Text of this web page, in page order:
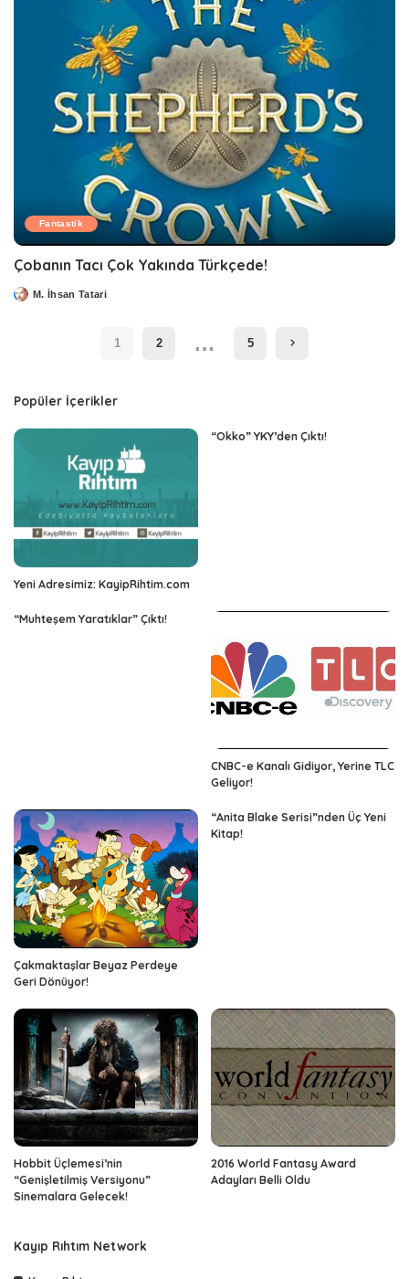
Fantastik
Çobanın Tacı Çok Yakında Türkçede!
PostedM. İhsan Tatari
1 2 … 5
Popüler İçerikler
Yeni Adresimiz: KayipRihtim.com
“Okko” YKY’den Çıktı!
“Muhteşem Yaratıklar” Çıktı!
CNBC-e Kanalı Gidiyor, Yerine TLC
Geliyor!
Çakmaktaşlar Beyaz Perdeye
Geri Dönüyor!
“Anita Blake Serisi”nden Üç Yeni
Kitap!
Hobbit Üçlemesi’nin
“Genişletilmiş Versiyonu”
Sinemalara Gelecek!
2016 World Fantasy Award
Adayları Belli Oldu
Kayıp Rıhtım Network